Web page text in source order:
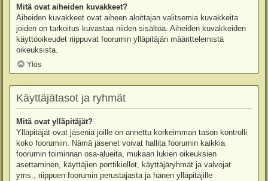
Mitä ovat aiheiden kuvakkeet?
Aiheiden kuvakkeet ovat aiheen aloittajan valitsemia kuvakkeita
joiden on tarkoitus kuvastaa niiden sisältöä. Aiheiden kuvakkeiden
käyttöoikeudet riippuvat foorumin ylläpitäjän määrittelemistä
oikeuksista.
Ylös
Käyttäjätasot ja ryhmät
Mitä ovat ylläpitäjät?
Ylläpitäjät ovat jäseniä joille on annettu korkeimman tason kontrolli
koko foorumiin. Nämä jäsenet voivat hallita foorumin kaikkia
foorumin toiminnan osa-alueita, mukaan lukien oikeuksien
asettaminen, käyttäjien porttikiellot, käyttäjäryhmät ja valvojat
yms., riippuen foorumin perustajasta ja hänen ylläpitäjille